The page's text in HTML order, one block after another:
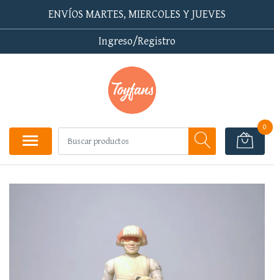
ENVÍOS MARTES, MIERCOLES Y JUEVES
Ingreso/Registro
0